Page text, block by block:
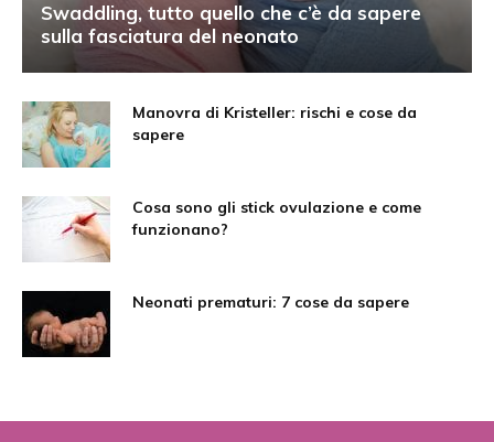
Swaddling, tutto quello che c’è da sapere
sulla fasciatura del neonato
Manovra di Kristeller: rischi e cose da
sapere
Cosa sono gli stick ovulazione e come
funzionano?
Neonati prematuri: 7 cose da sapere